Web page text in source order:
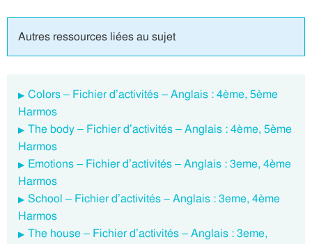
Autres ressources liées au sujet
Colors – Fichier d’activités – Anglais : 4ème, 5ème
Harmos
The body – Fichier d’activités – Anglais : 4ème, 5ème
Harmos
Emotions – Fichier d’activités – Anglais : 3eme, 4ème
Harmos
School – Fichier d’activités – Anglais : 3eme, 4ème
Harmos
The house – Fichier d’activités – Anglais : 3eme,